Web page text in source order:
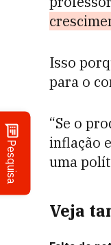
Pesquisa
Isso
para o
“Se o
inflação
uma
Veja